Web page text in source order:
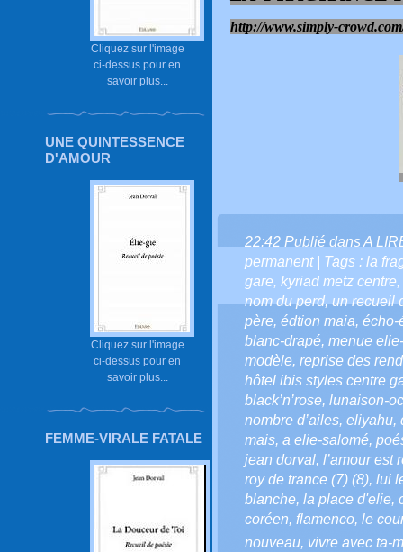
Cliquez sur l'image
ci-dessus pour en
savoir plus...
UNE QUINTESSENCE
D'AMOUR
Cliquez sur l'image
ci-dessus pour en
savoir plus...
FEMME-VIRALE FATALE
http://www.simply-
22:42 Publié dansA
permanent| Tags : la
gare, kyriad metz centre,
nom du perd,un recueil
père, édtion maia, écho-
blanc-drapé, menue
modèle, reprise des
hôtel ibis styles centre
black’n’rose, lunaison-
nombre d’ailes, eliyahu,
mais, a elie-salomé,
jean dorval, l’amour est
roy de trance (7) (8), lui
blanche, la place d'elie,
coréen, flamenco, le
nouveau, vivre avec ta-